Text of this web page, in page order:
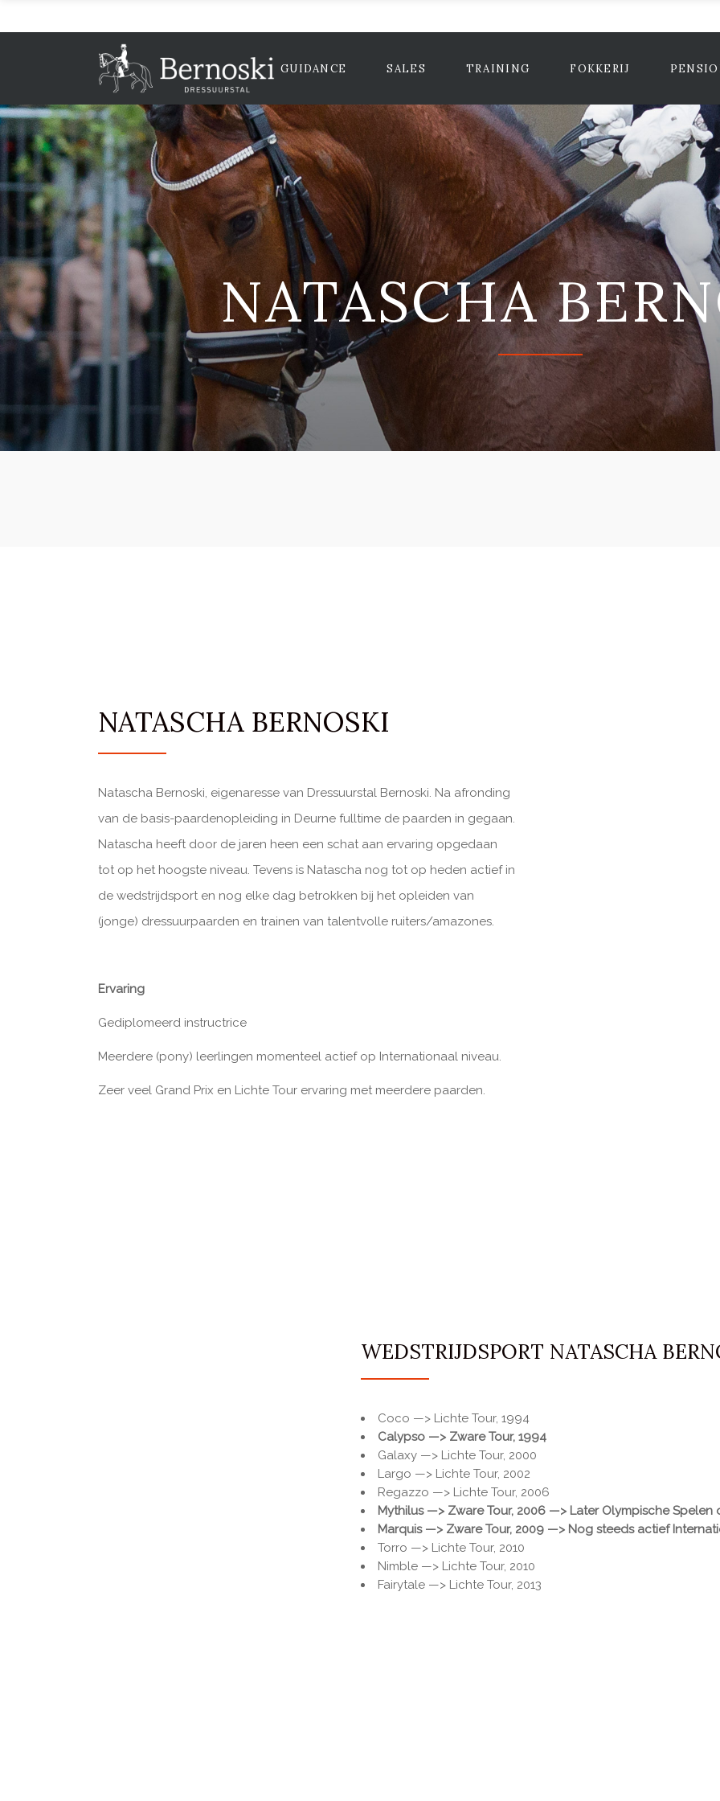
GUIDANCE SALES TRAINING FOKKERIJ
NATASCHA
NATASCHA BERNOSKI
Natascha Bernoski, eigenaresse van Dressuurstal Bernoski. Na afronding
van de basis-paardenopleiding in Deurne fulltime de paarden in gegaan.
Natascha heeft door de jaren heen een schat aan ervaring opgedaan
tot op het hoogste niveau. Tevens is Natascha nog tot op heden actief in
de wedstrijdsport en nog elke dag betrokken bij het opleiden van
(jonge) dressuurpaarden en trainen van talentvolle ruiters/amazones.
Ervaring
Gediplomeerd instructrice
Meerdere (pony) leerlingen momenteel actief op Internationaal niveau.
Zeer veel Grand Prix en Lichte Tour ervaring met meerdere paarden.
WEDSTRIJDSPORT NATASCHA
Coco —> Lichte Tour, 1994
Calypso —> Zware Tour, 1994
Galaxy —> Lichte Tour, 2000
Largo —> Lichte Tour, 2002
Regazzo —> Lichte Tour, 2006
Mythilus —> Zware Tour, 2006 —> Later Olympische Spelen
Marquis —> Zware Tour, 2009 —> Nog steeds actief
Torro —> Lichte Tour, 2010
Nimble —> Lichte Tour, 2010
Fairytale —> Lichte Tour, 2013